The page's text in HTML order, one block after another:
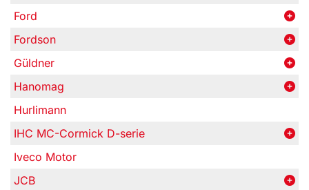
Ford
Fordson
Güldner
Hanomag
Hurlimann
IHC MC-Cormick D-serie
Iveco Motor
JCB